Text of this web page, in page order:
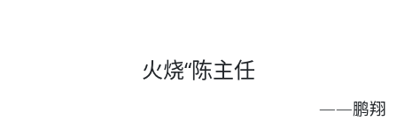
火烧“陈主任
——鹏翔